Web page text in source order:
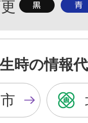
背
色
を
黒
色
に
背
色
を
青
色
に
時の情報